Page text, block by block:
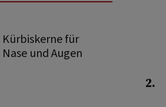
Kürbiskerne für
Nase und Augen